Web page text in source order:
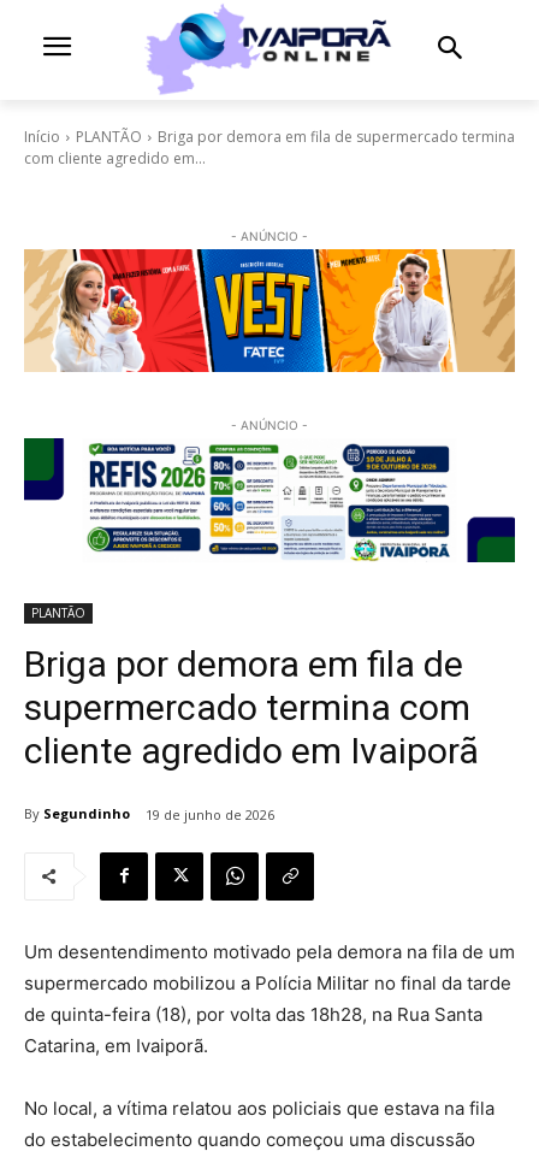
Início PLANTÃO
Briga por demora em fila de supermercado termina
com cliente agredido em...
- ANÚNCIO -
- ANÚNCIO -
PLANTÃO
Briga por demora em fila de
supermercado termina com
cliente agredido em Ivaiporã
By Segundinho 19 de junho de 2026
Um desentendimento motivado pela demora na fila de um
supermercado mobilizou a Polícia Militar no final da tarde
de quinta-feira (18), por volta das 18h28, na Rua Santa
Catarina, em Ivaiporã.
No local, a vítima relatou aos policiais que estava na fila
do estabelecimento quando começou uma discussão